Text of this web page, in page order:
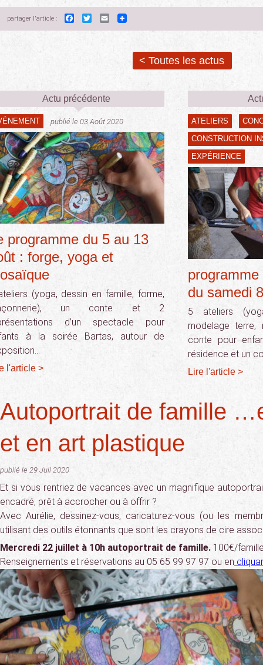
partager l'article : Facebook
TwitterEmail
< Toutes les actus
Actu précédente
publié le 03 Août 2020
programme du 5 au 13
: forge, yoga et
(yoga, dessin en famille, forme,
un conte et 2
d’un spectacle pour
à la soirée Bartas, autour de
l'article >
ATELIERS
CONSTRUCTION
EXPÉRIENCE
du samedi
5 ateliers
modelage terre,
conte pour
résidence et un
Lire l'article >
Autoportrait de famille
et en art plastique
publié le 29 Juil 2020
Et si vous rentriez de vacances avec un magnifique
encadré, prêt à accrocher ou à offrir ?
Avec Aurélie, dessinez-vous, caricaturez-vous (ou les
utilisant des outils étonnants que sont les crayons de cire
Mercredi 22 juillet à 10h autoportrait de famille. 100€/
Renseignements et réservations au 05 65 99 97 97 ou en